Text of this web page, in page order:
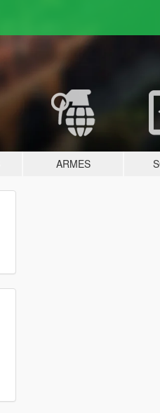
ARMES